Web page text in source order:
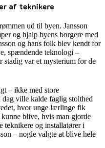
af teknikere
ud til byen. Jansson
og hjalp byens borgere med
og hans folk blev kendt for
spændende teknologi –
stadig var et mysterium for de
– ikke med store
ville kalde faglig stolthed
hvor unge lærlinge fik
blive, hvis man gjorde
teknikere og installatører i
– nogle valgte at blive hele